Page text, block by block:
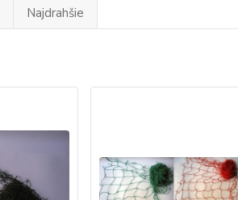
Najdrahšie